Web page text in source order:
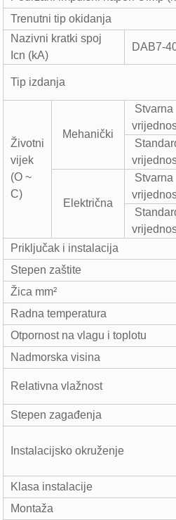
Trenutni tip okidanja
Nazivni kratki spoj
Icn (kA)
DAB7-
Tip izdanja
Životni
vijek
(O ~
C)
Mehanički
Stvarna
Električna
Stvarna
Priključak i instalacija
Stepen zaštite
Žica mm²
Radna temperatura
Otpornost na vlagu i toplotu
Nadmorska visina
Relativna vlažnost
Stepen zagađenja
Instalacijsko okruženje
Klasa instalacije
Montaža